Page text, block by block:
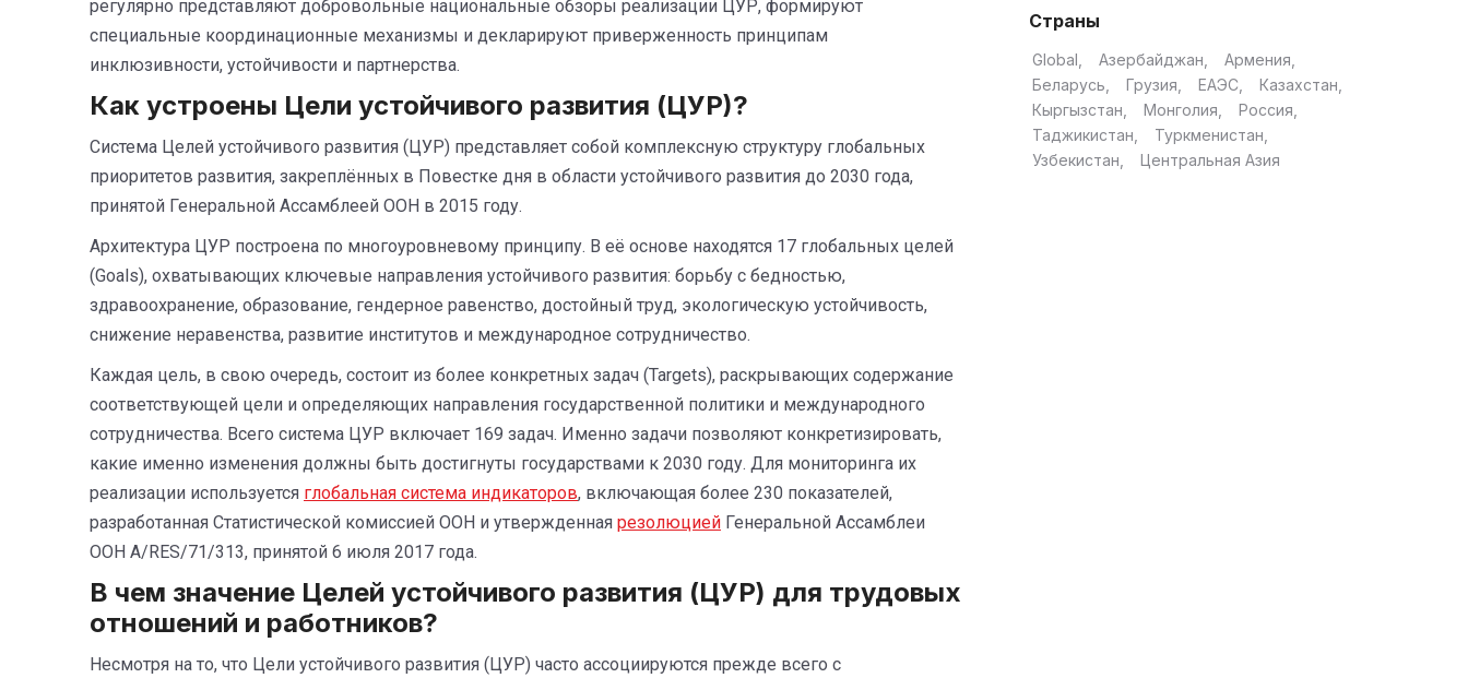
регулярно представляют добровольные национальные обзоры реализации ЦУР, формируют
специальные координационные механизмы и декларируют приверженность принципам
инклюзивности, устойчивости и партнерства.
Как устроены Цели устойчивого развития (ЦУР)?
Система Целей устойчивого развития (ЦУР) представляет собой комплексную структуру глобальных
приоритетов развития, закреплённых в Повестке дня в области устойчивого развития до 2030 года,
принятой Генеральной Ассамблеей ООН в 2015 году.
Архитектура ЦУР построена по многоуровневому принципу. В её основе находятся 17 глобальных целей
(Goals), охватывающих ключевые направления устойчивого развития: борьбу с бедностью,
здравоохранение, образование, гендерное равенство, достойный труд, экологическую устойчивость,
снижение неравенства, развитие институтов и международное сотрудничество.
Каждая цель, в свою очередь, состоит из более конкретных задач (Targets), раскрывающих содержание
соответствующей цели и определяющих направления государственной политики и международного
сотрудничества. Всего система ЦУР включает 169 задач. Именно задачи позволяют конкретизировать,
какие именно изменения должны быть достигнуты государствами к 2030 году. Для мониторинга их
реализации используется глобальная система индикаторов, включающая более 230 показателей,
разработанная Статистической комиссией ООН и утвержденная резолюцией Генеральной Ассамблеи
ООН A/RES/71/313, принятой 6 июля 2017 года.
В чем значение Целей устойчивого развития (ЦУР) для трудовых
отношений и работников?
Несмотря на то, что Цели устойчивого развития (ЦУР) часто ассоциируются прежде всего с
Страны
Global Азербайджан
Армения
Беларусь
Грузия ЕАЭС
Казахстан
Кыргызстан
Монголия
Россия
Таджикистан
Туркменистан
Узбекистан
Центральная Азия